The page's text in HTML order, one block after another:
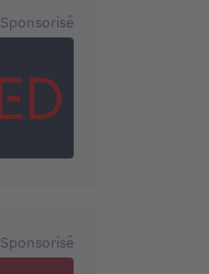
Sponsorisé
Sponsorisé